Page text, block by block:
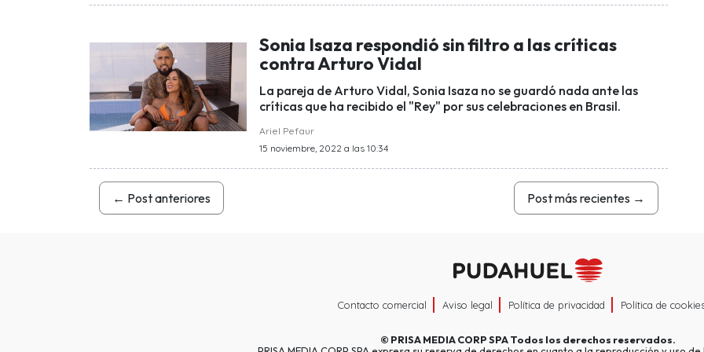
Sonia Isaza respondió sin filtro a las críticas
contra Arturo Vidal
La pareja de Arturo Vidal, Sonia Isaza no se guardó nada ante las
críticas que ha recibido el "Rey" por sus celebraciones en Brasil.
Ariel Pefaur
15 noviembre, 2022 a las 10:34
← Post anteriores Post más recientes →
Contacto comercial Aviso legal Política de privacidad Política de
© PRISA MEDIA CORP SPATodos los derechos reservados.